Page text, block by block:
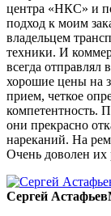
центра «НКС» и
подход к моим
владельцем
техники. И
всегда отправлял
хорошие цены на
прием, четкое
компетентность.
они прекрасно
нареканий. На
Очень доволен их
Сергей Астафьев